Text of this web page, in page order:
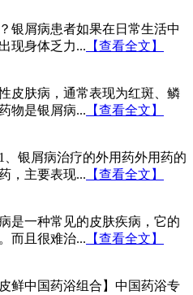
银屑病患者如果在日常生活中
现身体乏力... 【查看全文】
皮肤病，通常表现为红斑、鳞
物是银屑病... 【查看全文】
银屑病治疗的外用药外用药的
，主要表现... 【查看全文】
是一种常见的皮肤疾病，它的
而且很难治... 【查看全文】
鲜中国药浴组合】中国药浴专